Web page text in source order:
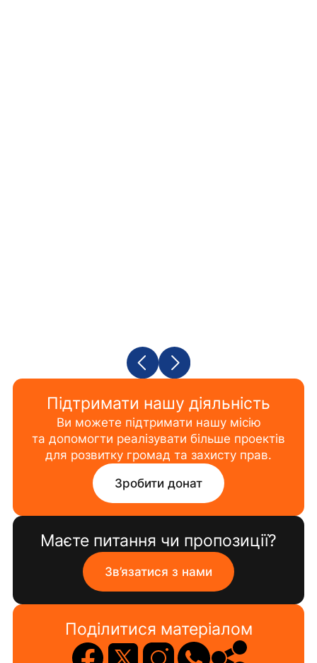
Підтримати нашу діяльність
Ви можете підтримати нашу місію
та допомогти реалізувати більше проектів
для розвитку громад та захисту прав.
Зробити донат
Маєте питання чи пропозиції?
Зв’язатися з нами
Поділитися матеріалом